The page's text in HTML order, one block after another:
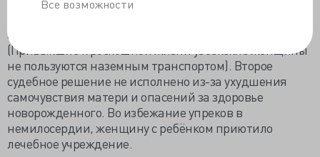
Все возможности
авиакомпании не желали брать его на борт.
(Привыкшие к роскошной жизни узбекские женщины
не пользуются наземным транспортом). Второе
судебное решение не исполнено из-за ухудшения
самочувствия матери и опасений за здоровье
новорожденного. Во избежание упреков в
немилосердии, женщину с ребёнком приютило
лечебное учреждение.